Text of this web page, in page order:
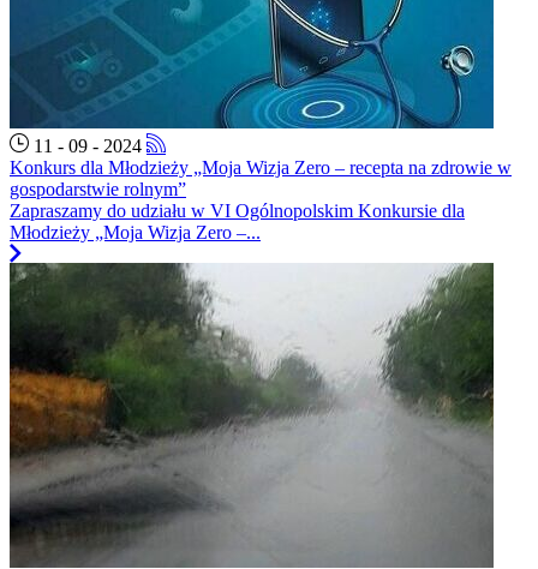
11 - 09 - 2024
Konkurs dla Młodzieży „Moja Wizja Zero – recepta na zdrowie w
gospodarstwie rolnym”
Zapraszamy do udziału w VI Ogólnopolskim Konkursie dla
Młodzieży „Moja Wizja Zero –...